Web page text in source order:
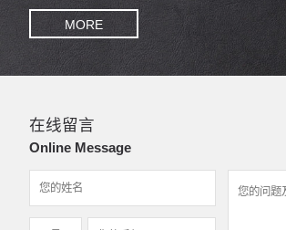
MORE
在线留言
Online Message